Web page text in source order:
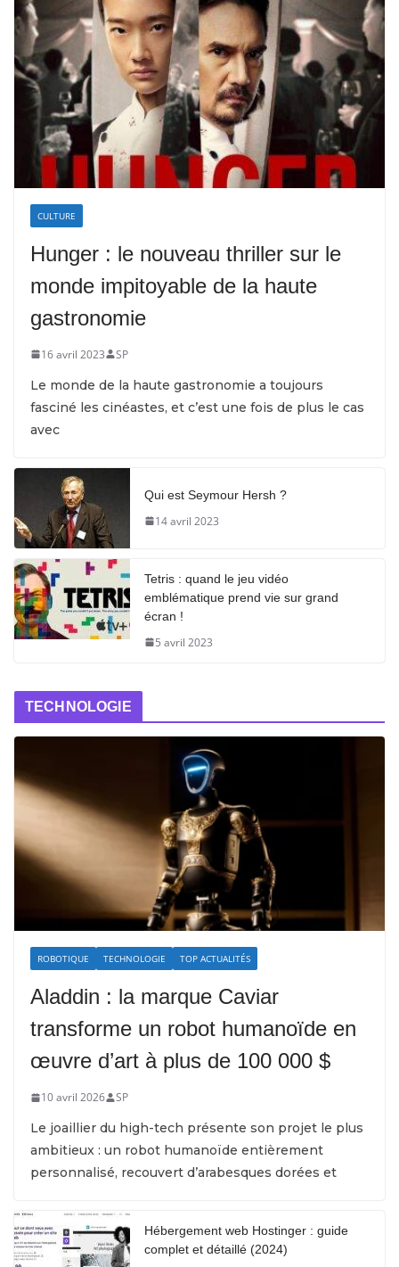
CULTURE
Hunger : le nouveau thriller sur le
monde impitoyable de la haute
gastronomie
16 avril 2023 SP
Le monde de la haute gastronomie a toujours
fasciné les cinéastes, et c’est une fois de plus le cas
avec
Qui est Seymour Hersh ?
14 avril 2023
Tetris : quand le jeu vidéo
emblématique prend vie sur grand
écran !
5 avril 2023
TECHNOLOGIE
ROBOTIQUE TECHNOLOGIE TOP ACTUALITÉS
Aladdin : la marque Caviar
transforme un robot humanoïde en
œuvre d’art à plus de 100 000 $
10 avril 2026 SP
Le joaillier du high-tech présente son projet le plus
ambitieux : un robot humanoïde entièrement
personnalisé, recouvert d’arabesques dorées et
Hébergement web Hostinger : guide
complet et détaillé (2024)